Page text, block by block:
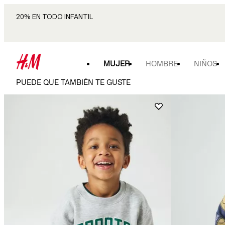
20% EN TODO INFANTIL
MUJER HOMBRE NIÑOS
PUEDE QUE TAMBIÉN TE GUSTE